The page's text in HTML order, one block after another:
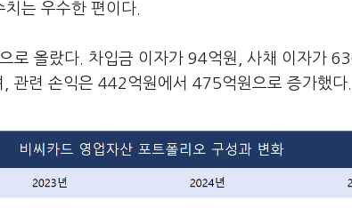
는 우수한 편이다.
로 올랐다. 차입금 이자가 94억원, 사채 이자가
관련 손익은 442억원에서 475억원으로 증가했다.